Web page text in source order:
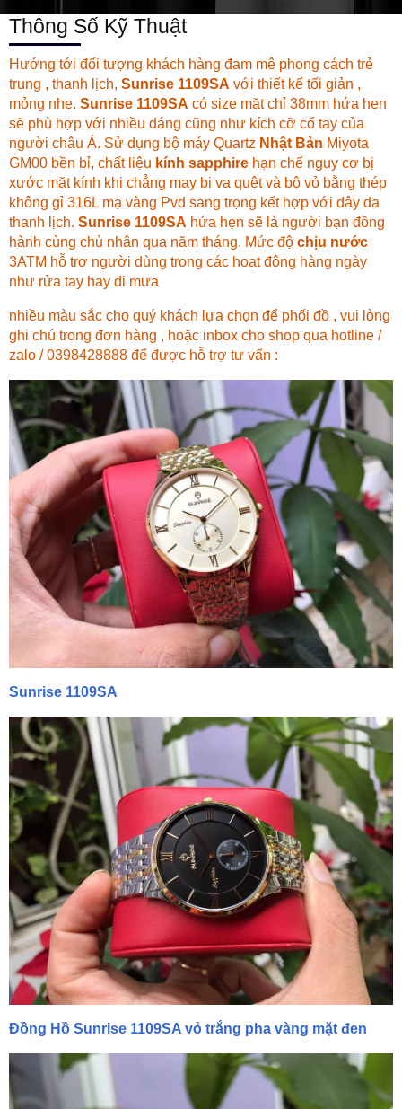
Thông Số Kỹ Thuật
Hướng tới đối tượng khách hàng đam mê phong cách trẻ
trung , thanh lịch, Sunrise 1109SA với thiết kế tối giản ,
mỏng nhẹ. Sunrise 1109SA có size mặt chỉ 38mm hứa hẹn
sẽ phù hợp với nhiều dáng cũng như kích cỡ cổ tay của
người châu Á. Sử dụng bộ máy Quartz Nhật Bản Miyota
GM00 bền bỉ, chất liệu kính sapphire hạn chế nguy cơ bị
xước mặt kính khi chẳng may bị va quệt và bộ vỏ bằng thép
không gỉ 316L mạ vàng Pvd sang trọng kết hợp với dây da
thanh lịch. Sunrise 1109SA hứa hẹn sẽ là người bạn đồng
hành cùng chủ nhân qua năm tháng. Mức độ chịu nước
3ATM hỗ trợ người dùng trong các hoạt động hàng ngày
như rửa tay hay đi mưa
nhiều màu sắc cho quý khách lựa chọn để phối đồ , vui lòng
ghi chú trong đơn hàng , hoặc inbox cho shop qua hotline /
zalo / 0398428888 để được hỗ trợ tư vấn :
Sunrise 1109SA
Đồng Hồ Sunrise 1109SA vỏ trắng pha vàng mặt đen